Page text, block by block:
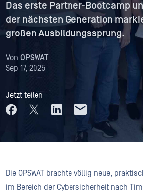
Das erste Partner-Bootcamp
der nächsten Generation
großen Ausbildungssprung.
Von OPSWAT
Sep 17, 2025
Jetzt teilen
Die OPSWAT brachte völlig neue,
im Bereich der Cybersicherheit nach